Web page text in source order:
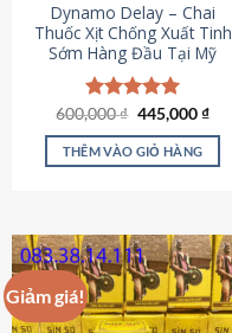
Dynamo Delay – Chai
Thuốc Xịt Chống Xuất Tinh
Sớm Hàng Đầu Tại Mỹ
Được xếp
hạng5.00
5 sao
600,000₫ Giá
là:
600,000 ₫.
445,000₫Giá
tại
THÊM VÀO GIỎ HÀNG
Giảm giá!